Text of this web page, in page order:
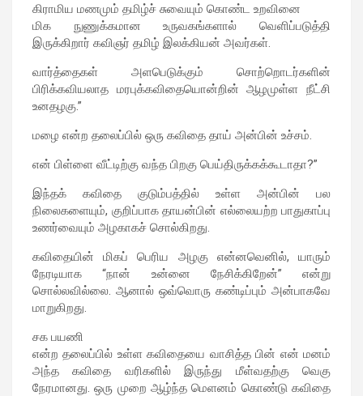
கிராமிய மணமும் தமிழ்ச் சுவையும் கொண்ட உறவினை
மிக நுணுக்கமான உருவகங்களால் வெளிப்படுத்தி
இருக்கிறார் கவிஞர் தமிழ் இலக்கியன் அவர்கள்.
வார்த்தைகள் அளபெடுக்கும் சொற்றொடர்களின்
பிரிக்கவியலாத மரபுக்கவிதையொன்றின் ஆழமுள்ள நீட்சி
உனதழகு.”
மழை என்ற தலைப்பில் ஒரு கவிதை தாய் அன்பின் உச்சம்.
என் பிள்ளை வீட்டிற்கு வந்த பிறகு பெய்திருக்கக்கூடாதா?”
இந்தக் கவிதை குடும்பத்தில் உள்ள அன்பின் பல
நிலைகளையும், குறிப்பாக தாயன்பின் எல்லையற்ற பாதுகாப்பு
உணர்வையும் அழகாகச் சொல்கிறது.
கவிதையின் மிகப் பெரிய அழகு என்னவெனில், யாரும்
நேரடியாக “நான் உன்னை நேசிக்கிறேன்” என்று
சொல்லவில்லை. ஆனால் ஒவ்வொரு கண்டிப்பும் அன்பாகவே
மாறுகிறது.
சக பயணி
என்ற தலைப்பில் உள்ள கவிதையை வாசித்த பின் என் மனம்
அந்த கவிதை வரிகளில் இருந்து மீள்வதற்கு வெகு
நேரமானது. ஒரு முறை ஆழ்ந்த மெளனம் கொண்டு கவிதை